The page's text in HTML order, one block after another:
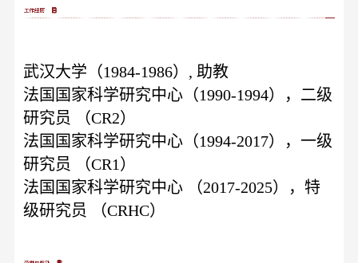
武汉大学（1984-1986）, 助教
法国国家科学研究中心（1990-1994），二级
研究员 （CR2）
法国国家科学研究中心（1994-2017），一级
研究员 （CR1）
法国国家科学研究中心 （2017-2025），特
级研究员 （CRHC）